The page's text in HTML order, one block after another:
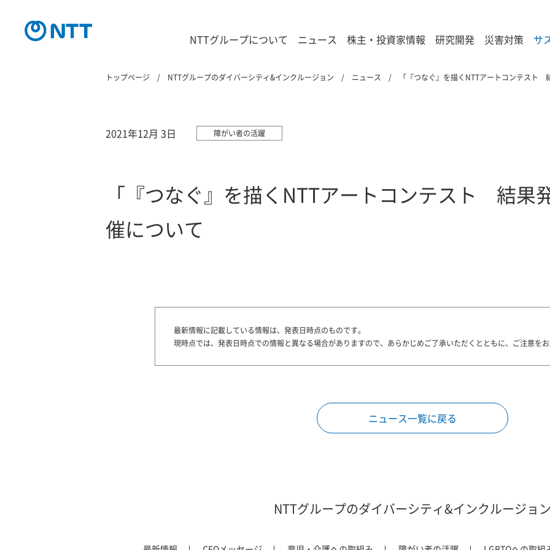
NTTグループについて ニュース 株主・投資家情報 研究開発 災害対策 サ
トップページ NTTグループのダイバーシティ&インクルージョン ニュース 「『つなぐ』を描くNTTアートコンテスト
2021年12月 3日 障がい者の活躍
「『つなぐ』を描くNTTアートコンテスト 結果
催について
最新情報に記載している情報は、発表日時点のものです。
現時点では、発表日時点での情報と異なる場合がありますので、あらかじめご了承いただくとともに、ご注意をお
ニュース一覧に戻る
NTTグループのダイバーシティ&インクルージョン